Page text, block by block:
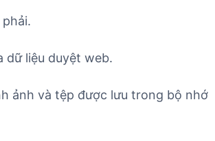
dữ liệu duyệt web.
ảnh và tệp được lưu trong bộ nhớ